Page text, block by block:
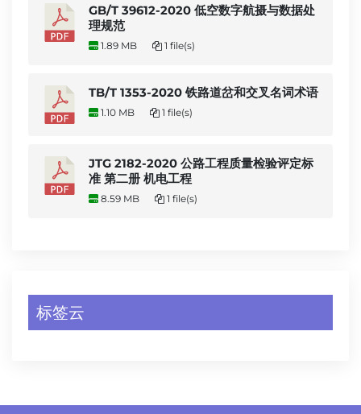
GB/T 39612-2020 低空数字航摄与数据处
理规范
1.89 MB 1 file(s)
TB/T 1353-2020 铁路道岔和交叉名词术语
1.10 MB 1 file(s)
JTG 2182-2020 公路工程质量检验评定标
准 第二册 机电工程
8.59 MB 1 file(s)
标签云